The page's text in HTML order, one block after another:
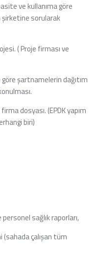
ve kullanıma göre
şirketine sorularak
( Proje firması ve
göre şartnamelerin dağıtım
dosyası. (EPDK yapım
biri)
sağlık raporları,
(sahada çalışan tüm